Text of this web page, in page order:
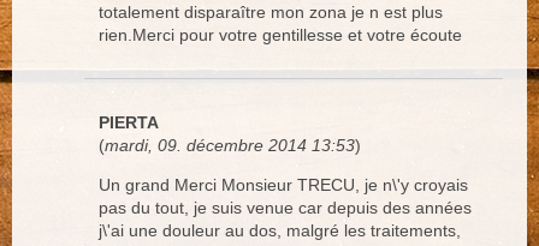
totalement disparaître mon zona je n est plus
rien.Merci pour votre gentillesse et votre écoute
PIERTA
(mardi, 09. décembre 2014 13:53)
Un grand Merci Monsieur TRECU, je n\'y croyais
pas du tout, je suis venue car depuis des années
j\'ai une douleur au dos, malgré les traitements,